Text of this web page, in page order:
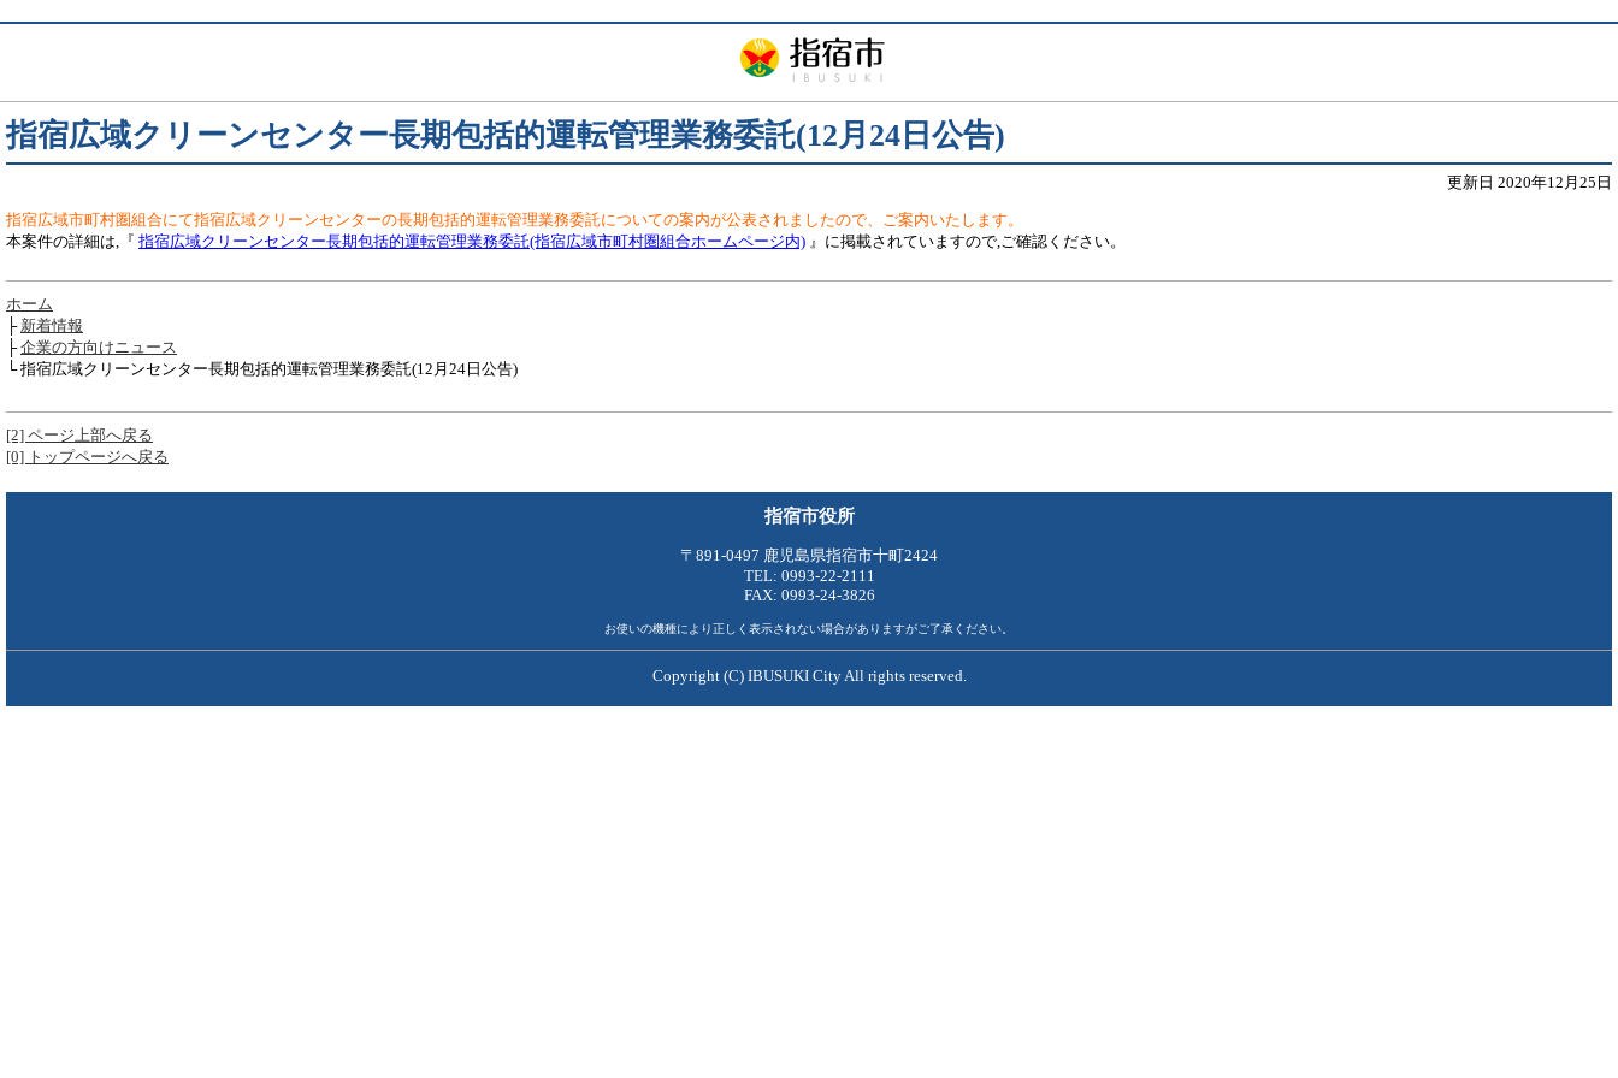
指宿広域クリーンセンター長期包括的運転管理業務委託(12月24日公告)
更新日 2020年12月25日
指宿広域市町村圏組合にて指宿広域クリーンセンターの長期包括的運転管理業務委託についての案内が公表されましたので、ご案内いたします。
本案件の詳細は,『 指宿広域クリーンセンター長期包括的運転管理業務委託(指宿広域市町村圏組合ホームページ内) 』に掲載されていますので,ご確認ください。
ホーム
├ 新着情報
├企業の方向けニュース
└ 指宿広域クリーンセンター長期包括的運転管理業務委託(12月24日公告)
[2] ページ上部へ戻る
[0] トップページへ戻る
指宿市役所
〒891-0497 鹿児島県指宿市十町2424
TEL: 0993-22-2111
FAX: 0993-24-3826
お使いの機種により正しく表示されない場合がありますがご了承ください。
Copyright (C) IBUSUKI City All rights reserved.